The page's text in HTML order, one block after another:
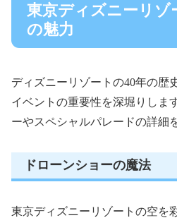
東京ディズニーリゾ
の魅力
ディズニーリゾートの40年の歴
イベントの重要性を深堀りしま
ーやスペシャルパレードの詳細
ドローンショーの魔法
東京ディズニーリゾートの空を